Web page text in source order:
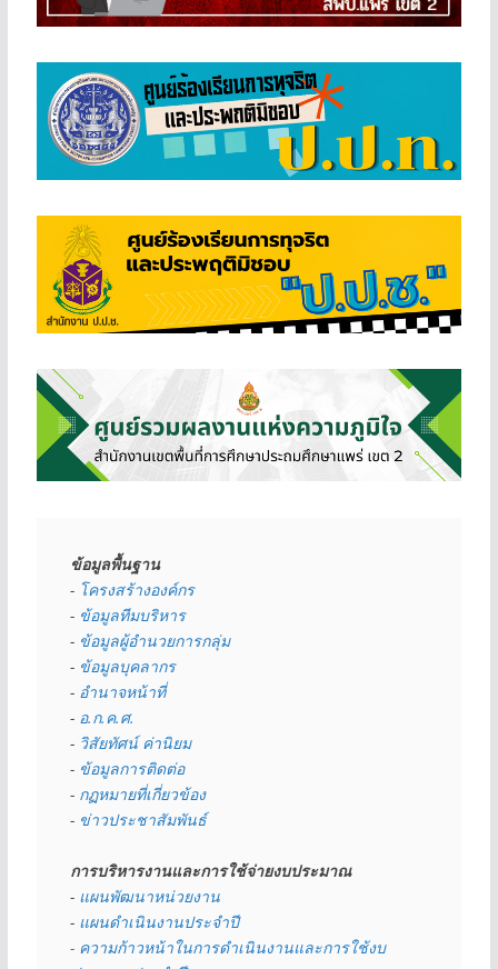
ข้อมูลพื้นฐาน
- โครงสร้างองค์กร
- ข้อมูลทีมบริหาร
- ข้อมูลผู้อำนวยการกลุ่ม
- ข้อมูลบุคลากร
- อำนาจหน้าที่
- อ.ก.ค.ศ.
- วิสัยทัศน์ ค่านิยม
- ข้อมูลการติดต่อ
- กฏหมายที่เกี่ยวข้อง
- ข่าวประชาสัมพันธ์
การบริหารงานและการใช้จ่ายงบประมาณ
- แผนพัฒนาหน่วยงาน
- แผนดำเนินงานประจำปี
- ความก้าวหน้าในการดำเนินงานและการใช้งบ